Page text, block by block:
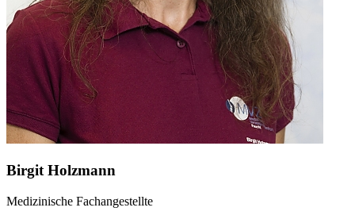
Birgit Holzmann
Medizinische Fachangestellte